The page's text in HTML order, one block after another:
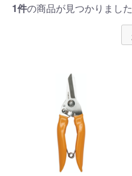
1件の商品が見つかりました